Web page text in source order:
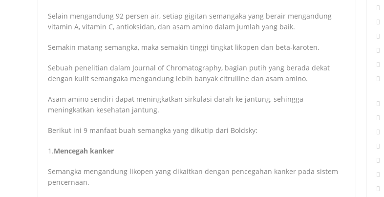
Selain mengandung 92 persen air, setiap gigitan semangaka yang berair mengandung
vitamin A, vitamin C, antioksidan, dan asam amino dalam jumlah yang baik.
Semakin matang semangka, maka semakin tinggi tingkat likopen dan beta-karoten.
Sebuah penelitian dalam Journal of Chromatography, bagian putih yang berada dekat
dengan kulit semangaka mengandung lebih banyak citrulline dan asam amino.
Asam amino sendiri dapat meningkatkan sirkulasi darah ke jantung, sehingga
meningkatkan kesehatan jantung.
Berikut ini 9 manfaat buah semangka yang dikutip dari Boldsky:
1.Mencegah kanker
Semangka mengandung likopen yang dikaitkan dengan pencegahan kanker pada sistem
pencernaan.